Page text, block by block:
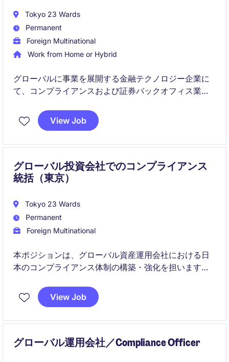
Tokyo 23 Wards
Permanent
Foreign Multinational
Work from Home or Hybrid
グローバルに事業を展開する金融テクノロジー企業に
て、コンプライアンスおよび証券バックオフィス業務
え、海外チームとの連携や業務改善プロジェクトにも
携わることができるポジションです。
View Job
グローバル投資会社でのコンプライアンス
統括（東京）
Tokyo 23 Wards
Permanent
Foreign Multinational
本ポジションは、グローバル資産運用会社における日
本のコンプライアンス体制の構築・強化を担います。
バイスや対応をリードしていただきます。
View Job
グローバル運用会社／Compliance Officer